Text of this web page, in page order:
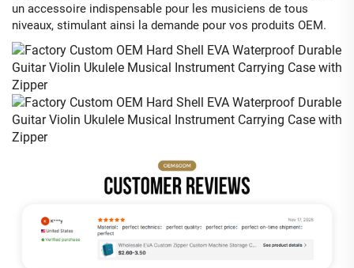
un accessoire indispensable pour les musiciens de tous
niveaux, stimulant ainsi la demande pour vos produits OEM.